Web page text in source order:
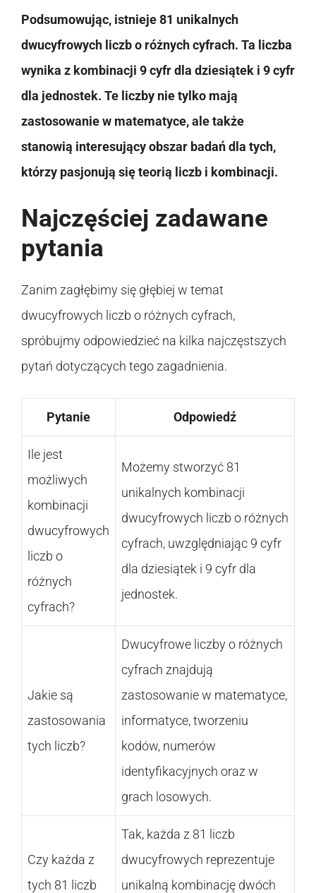
Podsumowując, istnieje 81 unikalnych
dwucyfrowych liczb o różnych cyfrach. Ta liczba
wynika z kombinacji 9 cyfr dla dziesiątek i 9 cyfr
dla jednostek. Te liczby nie tylko mają
zastosowanie w matematyce, ale także
stanowią interesujący obszar badań dla tych,
którzy pasjonują się teorią liczb i kombinacji.
Najczęściej zadawane
pytania
Zanim zagłębimy się głębiej w temat
dwucyfrowych liczb o różnych cyfrach,
spróbujmy odpowiedzieć na kilka najczęstszych
pytań dotyczących tego zagadnienia.
Pytanie Odpowiedź
Ile jest
możliwych
kombinacji
dwucyfrowych
liczb o
różnych
cyfrach?
Możemy stworzyć 81
unikalnych kombinacji
dwucyfrowych liczb o różnych
cyfrach, uwzględniając 9 cyfr
dla dziesiątek i 9 cyfr dla
jednostek.
Jakie są
zastosowania
tych liczb?
Dwucyfrowe liczby o różnych
cyfrach znajdują
zastosowanie w matematyce,
informatyce, tworzeniu
kodów, numerów
identyfikacyjnych oraz w
grach losowych.
Czy każda z
tych 81 liczb
Tak, każda z 81 liczb
dwucyfrowych reprezentuje
unikalną kombinację dwóch